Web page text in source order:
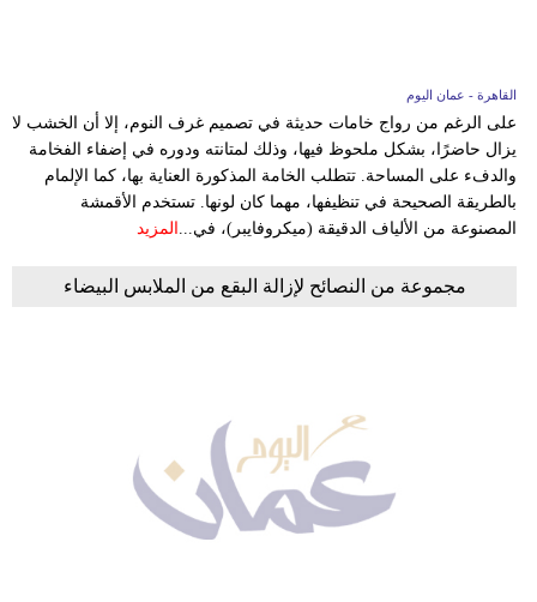
القاهرة - عمان اليوم
على الرغم من رواج خامات حديثة في تصميم غرف النوم، إلا أن الخشب لا
يزال حاضرًا، بشكل ملحوظ فيها، وذلك لمتانته ودوره في إضفاء الفخامة
والدفء على المساحة. تتطلب الخامة المذكورة العناية بها، كما الإلمام
بالطريقة الصحيحة في تنظيفها، مهما كان لونها. تستخدم الأقمشة
المصنوعة من الألياف الدقيقة (ميكروفايبر)، في... المزيد
مجموعة من النصائح لإزالة البقع من الملابس البيضاء